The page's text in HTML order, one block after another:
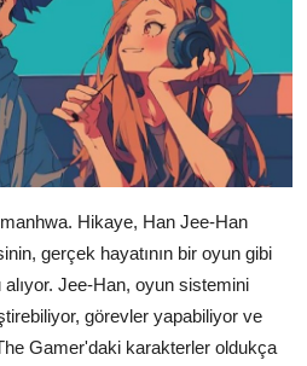
Hikaye, Han Jee-Han
gerçek hayatının bir oyun gibi
Jee-Han, oyun sistemini
görevler yapabiliyor ve
Gamer'daki karakterler oldukça